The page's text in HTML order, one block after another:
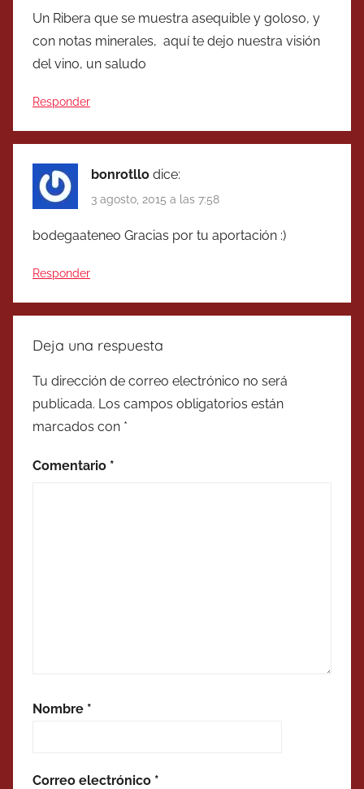
Un Ribera que se muestra asequible y goloso, y
con notas minerales, aquí te dejo nuestra visión
del vino, un saludo
Responder
bonrotllo dice:
3 agosto, 2015 a las 7:58
bodegaateneo Gracias por tu aportación :)
Responder
Deja una respuesta
Tu dirección de correo electrónico no será
publicada. Los campos obligatorios están
marcados con *
Comentario *
Nombre *
Correo electrónico *